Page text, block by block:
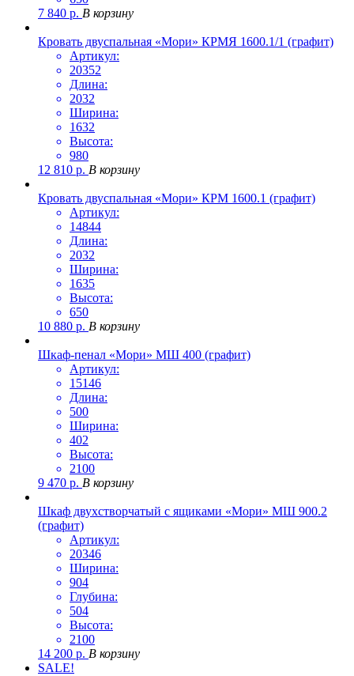
7 840 р. В корзину
Кровать двуспальная «Мори» КРМЯ 1600.1/1 (графит)
Артикул:
20352
Длина:
2032
Ширина:
1632
Высота:
980
12 810 р. В корзину
Кровать двуспальная «Мори» КРМ 1600.1 (графит)
Артикул:
14844
Длина:
2032
Ширина:
1635
Высота:
650
10 880 р. В корзину
Шкаф-пенал «Мори» МШ 400 (графит)
Артикул:
15146
Длина:
500
Ширина:
402
Высота:
2100
9 470 р. В корзину
Шкаф двухстворчатый с ящиками «Мори» МШ 900.2
(графит)
Артикул:
20346
Ширина:
904
Глубина:
504
Высота:
2100
14 200 р. В корзину
SALE!